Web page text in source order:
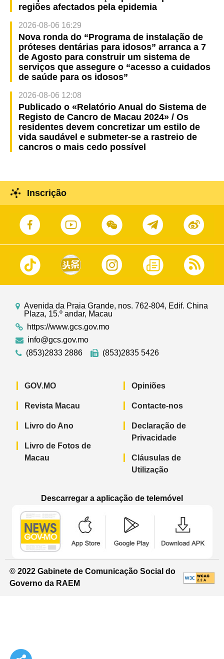
regiões afectados pela epidemia
2026-08-06 16:29
Nova ronda do “Programa de instalação de
próteses dentárias para idosos” arranca a 7
de Agosto para construir um sistema de
serviços que assegure o “acesso a cuidados
de saúde para os idosos”
2026-08-06 12:08
Publicado o «Relatório Anual do Sistema de
Registo de Cancro de Macau 2024» / Os
residentes devem concretizar um estilo de
vida saudável e submeter-se a rastreio de
cancros o mais cedo possível
Inscrição
Avenida da Praia Grande, nos. 762-804, Edif. China
Plaza, 15.º andar, Macau
https://www.gcs.gov.mo
info@gcs.gov.mo
(853)2833 2886
(853)2835 5426
GOV.MO
Revista Macau
Livro do Ano
Livro de Fotos de
Macau
Opiniões
Contacte-nos
Declaração de
Privacidade
Cláusulas de
Utilização
Descarregar a aplicação de telemóvel
© 2022 Gabinete de Comunicação Social do
Governo da RAEM